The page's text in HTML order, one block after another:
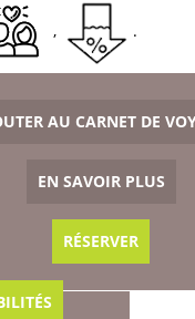
AU CARNET DE
EN SAVOIR PLUS
RÉSERVER